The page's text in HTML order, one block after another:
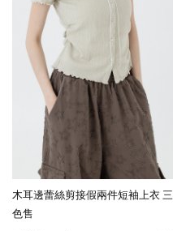
木耳邊蕾絲剪接假兩件短袖上衣 三
色售